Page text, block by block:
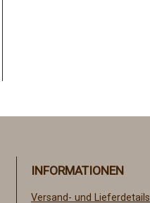
INFORMATIONEN
Versand- und Lieferdetails